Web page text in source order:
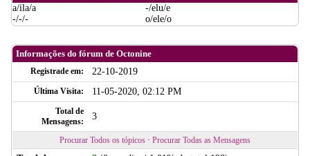
a/ila/a
-/elu/e
-/-/-
o/ele/o
Informações do fórum de Octonine
Registrade em: 22-10-2019
Última Visita: 11-05-2020, 02:12 PM
Total de
Mensagens:
3
Procurar Todos os tópicos · Procurar Todas as Mensagens